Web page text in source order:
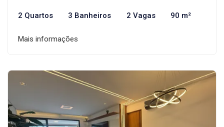
2 Quartos 3 Banheiros 2 Vagas 90 m²
Mais informações